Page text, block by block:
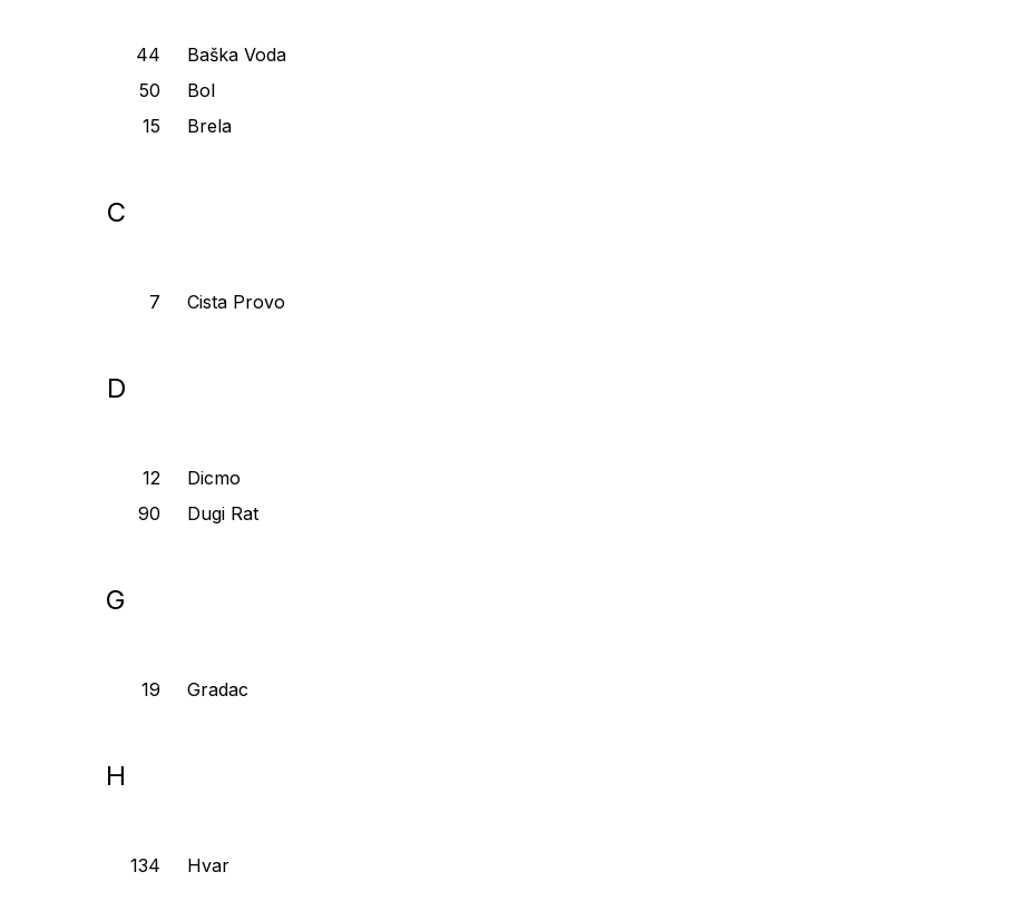
Baška Voda
Bol
Brela
C
Cista Provo
D
Dicmo
Dugi Rat
G
Gradac
H
Hvar